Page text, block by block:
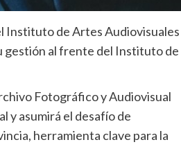
Instituto de Artes Audiovisuales
gestión al frente del Instituto de
Fotográfico y Audiovisual
y asumirá el desafío de
herramienta clave para la